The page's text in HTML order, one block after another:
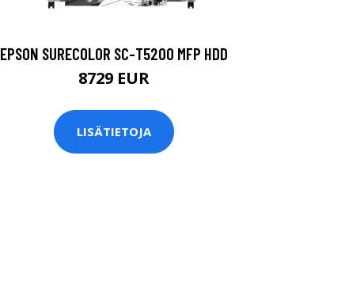
EPSON SURECOLOR SC-T5200 MFP HDD
8729 EUR
LISÄTIETOJA